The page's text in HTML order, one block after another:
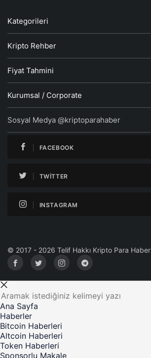
Kategorileri
Kripto Rehber
Fiyat Tahmini
Kurumsal / Corporate
Sosyal Medya @kriptoparahaber
FACEBOOK
TWITTER
INSTAGRAM
© 2017 - 2026 Telif Hakkı Kripto Para Haber
Ana Sayfa
Haberler
Bitcoin Haberleri
Altcoin Haberleri
Token Haberleri
Sponsorlu Makale